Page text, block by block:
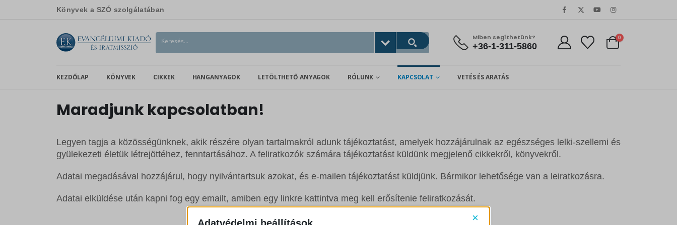
Könyvek a SZÓ szolgálatában
Miben segíthetünk?
+36-1-311-5860
0
KEZDŐLAP KÖNYVEK CIKKEK HANGANYAGOK LETÖLTHETŐ ANYAGOK RÓLUNK KAPCSOLAT VETÉS ÉS ARATÁS
Maradjunk kapcsolatban!
Legyen tagja a közösségünknek, akik részére olyan tartalmakról adunk tájékoztatást, amelyek hozzájárulnak az egészséges lelki-szellemi és
gyülekezeti életük létrejöttéhez, fenntartásához. A feliratkozók számára tájékoztatást küldünk megjelenő cikkekről, könyvekről.
Adatai megadásával hozzájárul, hogy nyilvántartsuk azokat, és e-mailen tájékoztatást küldjünk. Bármikor lehetősége van a leiratkozásra.
Adatai elküldése után kapni fog egy emailt, amiben egy linkre kattintva meg kell erősítenie feliratkozását.
×